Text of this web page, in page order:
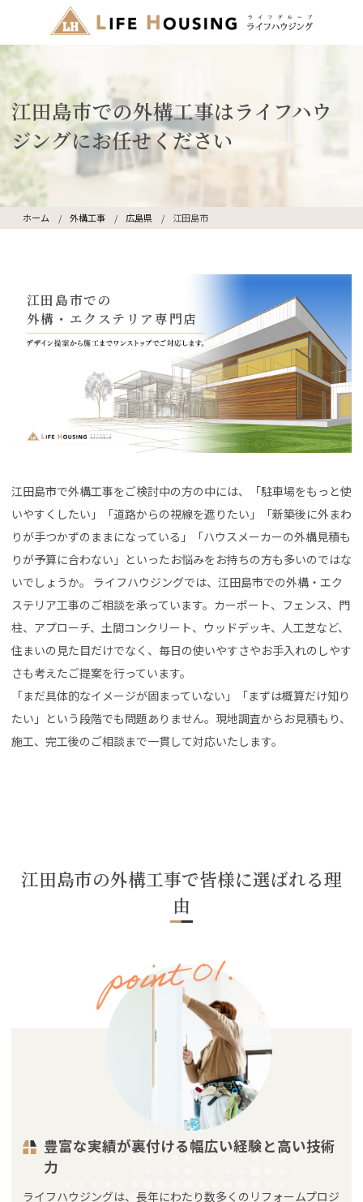
江田島市での外構工事はライフハウ
ジングにお任せください
ホーム 外構工事 広島県 江田島市
江田島市での
外構・エクステリア専門店
江田島市で外構工事をご検討中の方の中には、「駐車場をもっと使
いやすくしたい」「道路からの視線を遮りたい」「新築後に外まわ
りが手つかずのままになっている」「ハウスメーカーの外構見積も
りが予算に合わない」といったお悩みをお持ちの方も多いのではな
いでしょうか。 ライフハウジングでは、江田島市での外構・エク
ステリア工事のご相談を承っています。カーポート、フェンス、門
柱、アプローチ、土間コンクリート、ウッドデッキ、人工芝など、
住まいの見た目だけでなく、毎日の使いやすさやお手入れのしやす
さも考えたご提案を行っています。
「まだ具体的なイメージが固まっていない」「まずは概算だけ知り
たい」という段階でも問題ありません。現地調査からお見積もり、
施工、完工後のご相談まで一貫して対応いたします。
江田島市の外構工事で皆様に選ばれる理
由
豊富な実績が裏付ける幅広い経験と高い技術
力
ライフハウジングは、長年にわたり数多くのリフォームプロジ